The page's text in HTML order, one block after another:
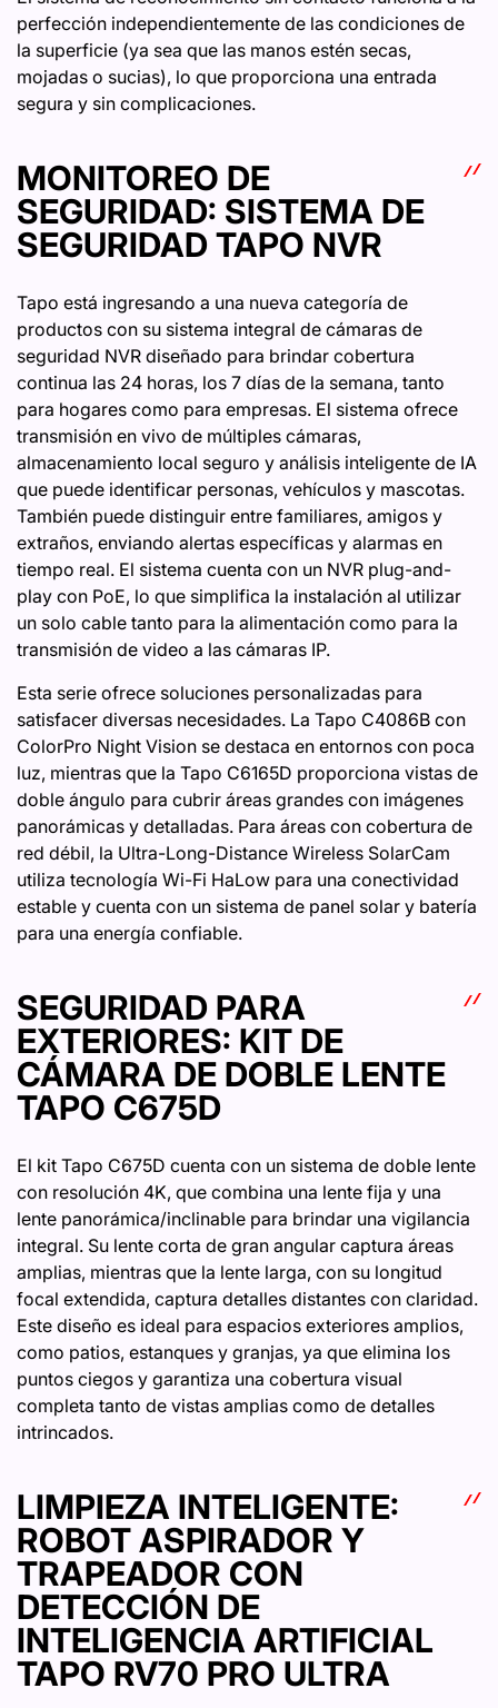
perfección independientemente de las condiciones de
la superficie (ya sea que las manos estén secas,
mojadas o sucias), lo que proporciona una entrada
segura y sin complicaciones.
MONITOREO DE
SEGURIDAD: SISTEMA DE
SEGURIDAD TAPO NVR
Tapo está ingresando a una nueva categoría de
productos con su sistema integral de cámaras de
seguridad NVR diseñado para brindar cobertura
continua las 24 horas, los 7 días de la semana, tanto
para hogares como para empresas. El sistema ofrece
transmisión en vivo de múltiples cámaras,
almacenamiento local seguro y análisis inteligente de IA
que puede identificar personas, vehículos y mascotas.
También puede distinguir entre familiares, amigos y
extraños, enviando alertas específicas y alarmas en
tiempo real. El sistema cuenta con un NVR plug-and-
play con PoE, lo que simplifica la instalación al utilizar
un solo cable tanto para la alimentación como para la
transmisión de video a las cámaras IP.
Esta serie ofrece soluciones personalizadas para
satisfacer diversas necesidades. La Tapo C4086B con
ColorPro Night Vision se destaca en entornos con poca
luz, mientras que la Tapo C6165D proporciona vistas de
doble ángulo para cubrir áreas grandes con imágenes
panorámicas y detalladas. Para áreas con cobertura de
red débil, la Ultra-Long-Distance Wireless SolarCam
utiliza tecnología Wi-Fi HaLow para una conectividad
estable y cuenta con un sistema de panel solar y batería
para una energía confiable.
SEGURIDAD PARA
EXTERIORES: KIT DE
CÁMARA DE DOBLE LENTE
TAPO C675D
El kit Tapo C675D cuenta con un sistema de doble lente
con resolución 4K, que combina una lente fija y una
lente panorámica/inclinable para brindar una vigilancia
integral. Su lente corta de gran angular captura áreas
amplias, mientras que la lente larga, con su longitud
focal extendida, captura detalles distantes con claridad.
Este diseño es ideal para espacios exteriores amplios,
como patios, estanques y granjas, ya que elimina los
puntos ciegos y garantiza una cobertura visual
completa tanto de vistas amplias como de detalles
intrincados.
LIMPIEZA INTELIGENTE:
ROBOT ASPIRADOR Y
TRAPEADOR CON
DETECCIÓN DE
INTELIGENCIA ARTIFICIAL
TAPO RV70 PRO ULTRA